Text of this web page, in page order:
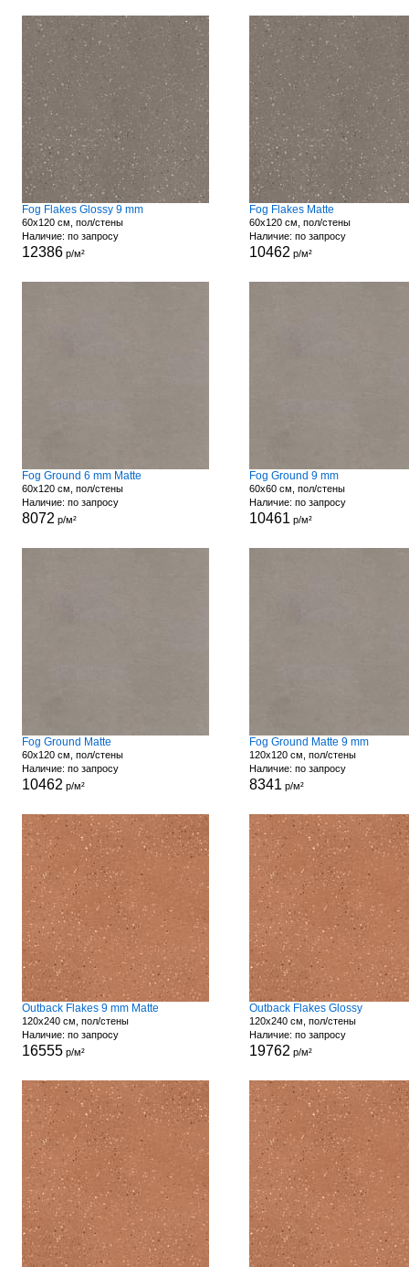
Fog Flakes Glossy 9 mm
60x120 см, пол/стены
Наличие: по запросу
12386р/м²
Fog Flakes Matte
60x120 см, пол/стены
Наличие: по запросу
10462 р/м²
Fog Ground 6 mm Matte
60x120 см, пол/стены
Наличие: по запросу
8072 р/м²
Fog Ground 9 mm
60x60 см, пол/стены
Наличие: по запросу
10461 р/м²
Fog Ground Matte
60x120 см, пол/стены
Наличие: по запросу
10462 р/м²
Fog Ground Matte 9 mm
120x120 см, пол/стены
Наличие: по запросу
8341 р/м²
Outback Flakes 9 mm Matte
120x240 см, пол/стены
Наличие: по запросу
16555р/м²
Outback Flakes Glossy
120x240 см, пол/стены
Наличие: по запросу
19762 р/м²